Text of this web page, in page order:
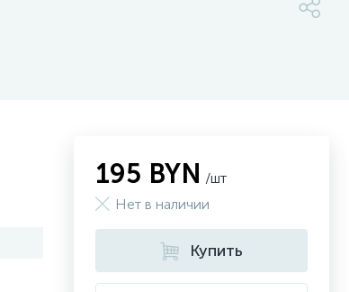
195 BYN /шт
Нет в наличии
Купить